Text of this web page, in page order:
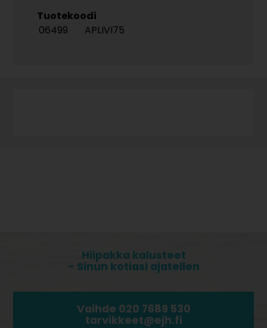
Tuotekoodi
06499
APLIVI75
Hiipakka kalusteet
- Sinun kotiasi ajatellen
Vaihde 020 7689 530
tarvikkeet@ejh.fi